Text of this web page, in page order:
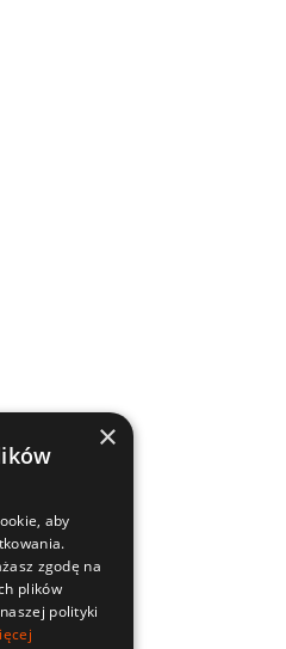
×
aby
zgodę na
plików
polityki